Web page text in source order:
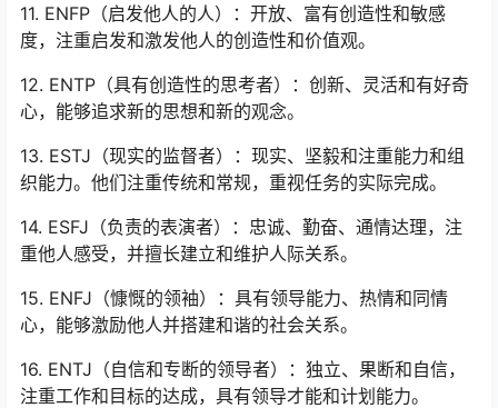
11. ENFP（启发他人的人）：开放、富有创造性和敏感
度，注重启发和激发他人的创造性和价值观。
12. ENTP（具有创造性的思考者）：创新、灵活和有好奇
心，能够追求新的思想和新的观念。
13. ESTJ（现实的监督者）：现实、坚毅和注重能力和组
织能力。他们注重传统和常规，重视任务的实际完成。
14. ESFJ（负责的表演者）：忠诚、勤奋、通情达理，注
重他人感受，并擅长建立和维护人际关系。
15. ENFJ（慷慨的领袖）：具有领导能力、热情和同情
心，能够激励他人并搭建和谐的社会关系。
16. ENTJ（自信和专断的领导者）：独立、果断和自信，
注重工作和目标的达成，具有领导才能和计划能力。